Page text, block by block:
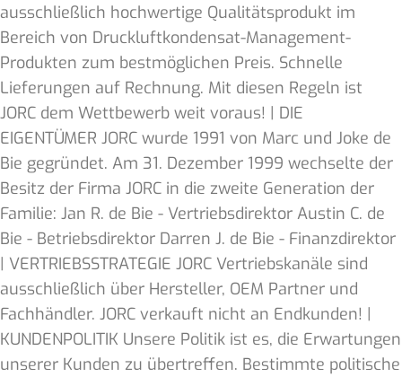
ausschließlich hochwertige Qualitätsprodukt im
Bereich von Druckluftkondensat-Management-
Produkten zum bestmöglichen Preis. Schnelle
Lieferungen auf Rechnung. Mit diesen Regeln ist
JORC dem Wettbewerb weit voraus! | DIE
EIGENTÜMER JORC wurde 1991 von Marc und Joke de
Bie gegründet. Am 31. Dezember 1999 wechselte der
Besitz der Firma JORC in die zweite Generation der
Familie: Jan R. de Bie - Vertriebsdirektor Austin C. de
Bie - Betriebsdirektor Darren J. de Bie - Finanzdirektor
| VERTRIEBSSTRATEGIE JORC Vertriebskanäle sind
ausschließlich über Hersteller, OEM Partner und
Fachhändler. JORC verkauft nicht an Endkunden! |
KUNDENPOLITIK Unsere Politik ist es, die Erwartungen
unserer Kunden zu übertreffen. Bestimmte politische